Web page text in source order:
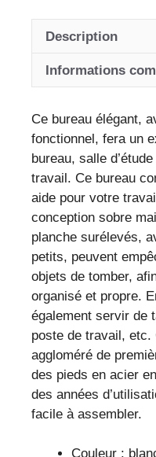
Description
Informations
Ce bureau élégant,
fonctionnel, fera un
bureau, salle
travail. Ce bureau
aide pour votre
conception sobre
planche surélevés,
petits, peuvent
objets de tomber,
organisé et propre.
également servir de
poste de travail,
aggloméré de
des pieds en acier
des années
facile à assembler.
Couleur :